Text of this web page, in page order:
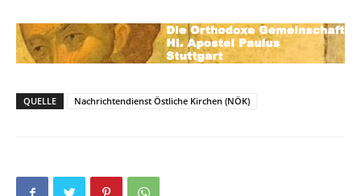
QUELLE Nachrichtendienst Östliche Kirchen (NÖK)